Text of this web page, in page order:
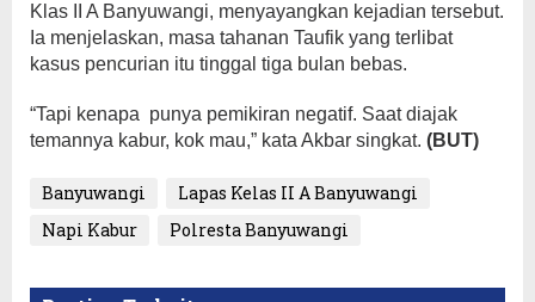
Klas II A Banyuwangi, menyayangkan kejadian tersebut.
Ia menjelaskan, masa tahanan Taufik yang terlibat
kasus pencurian itu tinggal tiga bulan bebas.
“Tapi kenapa punya pemikiran negatif. Saat diajak
temannya kabur, kok mau,” kata Akbar singkat. (BUT)
Banyuwangi
Lapas Kelas II A Banyuwangi
Napi Kabur
Polresta Banyuwangi